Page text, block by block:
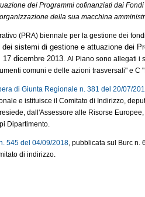
dei Programmi cofinanziati dai
della sua macchina
(PRA) biennale per la gestione dei
dei sistemi di gestione e attuazione dei
17 dicembre 2013. Al Piano sono allegati i
comuni e delle azioni trasversali" e
di Giunta Regionale n. 381 del 20/07/
e istituisce il Comitato di Indirizzo,
dall'Assessore alle Risorse
Dipartimento.
545 del 04/09/2018, pubblicata sul Burc n.
di indirizzo.